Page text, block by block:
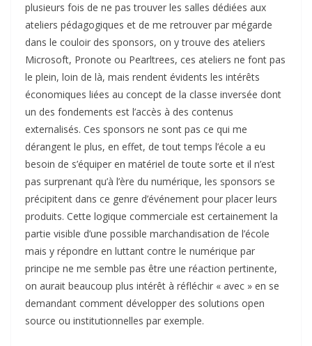
plusieurs fois de ne pas trouver les salles dédiées aux
ateliers pédagogiques et de me retrouver par mégarde
dans le couloir des sponsors, on y trouve des ateliers
Microsoft, Pronote ou Pearltrees, ces ateliers ne font pas
le plein, loin de là, mais rendent évidents les intérêts
économiques liées au concept de la classe inversée dont
un des fondements est l’accès à des contenus
externalisés. Ces sponsors ne sont pas ce qui me
dérangent le plus, en effet, de tout temps l’école a eu
besoin de s’équiper en matériel de toute sorte et il n’est
pas surprenant qu’à l’ère du numérique, les sponsors se
précipitent dans ce genre d’événement pour placer leurs
produits. Cette logique commerciale est certainement la
partie visible d’une possible marchandisation de l’école
mais y répondre en luttant contre le numérique par
principe ne me semble pas être une réaction pertinente,
on aurait beaucoup plus intérêt à réfléchir « avec » en se
demandant comment développer des solutions open
source ou institutionnelles par exemple.